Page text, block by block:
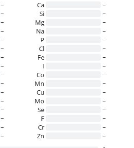
~
~
~
~
~
~
~
~
~
~
~
~
~
~
~
~
Ca
~
Si
~
Mg
~
Na
~
P
~
Cl
~
Fe
~
I
~
Co
~
Mn
~
Cu
~
Mo
~
Se
~
F
~
Cr
~
Zn
~